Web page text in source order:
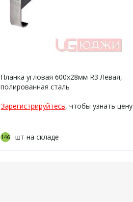
Планка угловая 600х28мм R3 Левая,
полированная сталь
Зарегистрируйтесь, чтобы узнать цену
146 шт на складе